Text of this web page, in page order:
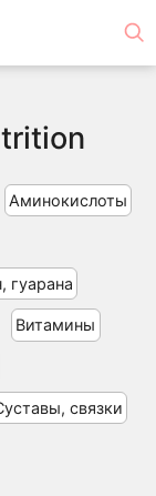
Аминокислоты
гуарана
Витамины
связки